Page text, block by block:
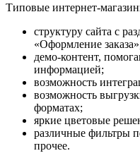
Типовые интернет-
структуру сайта с
«Оформление
демо-контент,
информацией;
возможность
возможность
форматах;
яркие цветовые
различные фильтры
прочее.